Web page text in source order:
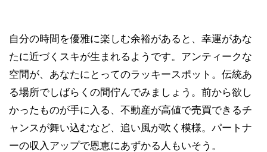
自分の時間を優雅に楽しむ余裕があると、幸運があな
たに近づくスキが生まれるようです。アンティークな
空間が、あなたにとってのラッキースポット。伝統あ
る場所でしばらくの間佇んでみましょう。前から欲し
かったものが手に入る、不動産が高値で売買できるチ
ャンスが舞い込むなど、追い風が吹く模様。パートナ
ーの収入アップで恩恵にあずかる人もいそう。